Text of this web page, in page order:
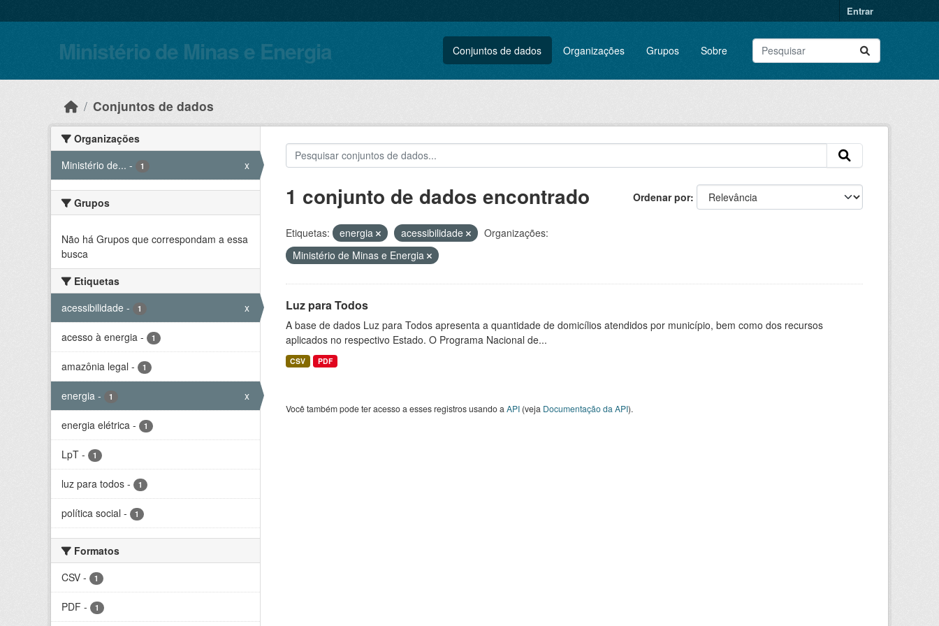
Entrar
Ministério de Minas e Energia Conjuntos de dados Organizações Grupos Sobre
Conjuntos de dados
Organizações
Ministério de... - 1 x
Grupos
Não há Grupos que correspondam a essa
busca
Etiquetas
acessibilidade - 1 x
acesso à energia - 1
amazônia legal - 1
energia - 1 x
energia elétrica - 1
LpT - 1
luz para todos - 1
política social - 1
Formatos
CSV - 1
PDF - 1
Ordenar por
1 conjunto de dados encontrado
Etiquetas: energia acessibilidade
Organizações:
Ministério de Minas e Energia
Luz para Todos
A base de dados Luz para Todos apresenta a quantidade de domicílios atendidos por município, bem como dos recursos
aplicados no respectivo Estado. O Programa Nacional de...
CSV PDF
Você também pode ter acesso a esses registros usando a API(veja Documentação da API).